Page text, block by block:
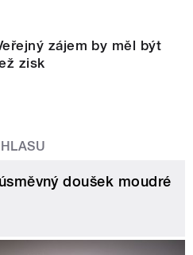
zájem by měl být
zisk
doušek moudré